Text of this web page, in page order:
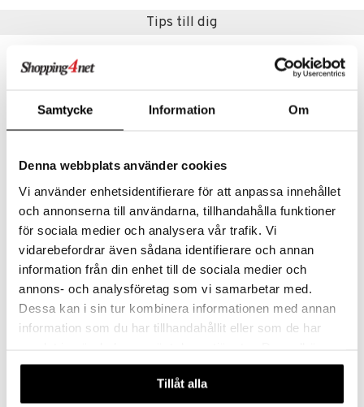
Samtycke Information Om
Denna webbplats använder cookies
Vi använder enhetsidentifierare för att anpassa innehållet
och annonserna till användarna, tillhandahålla funktioner
för sociala medier och analysera vår trafik. Vi
vidarebefordrar även sådana identifierare och annan
information från din enhet till de sociala medier och
annons- och analysföretag som vi samarbetar med.
Dessa kan i sin tur kombinera informationen med annan
information som du har tillhandahållit eller som de har
våra cookies vid fortsatt användande av vår webbplats.
Tillåt alla
Tips till dig
Sandlådeset 6 delar
55 kr
Vini 4-i-1 Träspel
179 kr